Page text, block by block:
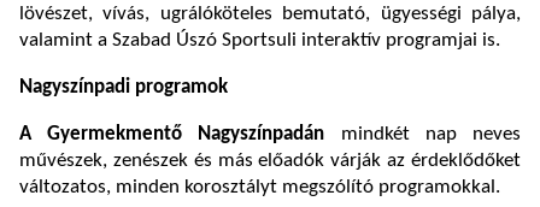
lövészet, vívás, ugrálóköteles bemutató, ügyességi pálya,
valamint a Szabad Úszó Sportsuli interaktív programjai is.
Nagyszínpadi programok
A Gyermekmentő Nagyszínpadán mindkét nap neves
művészek, zenészek és más előadók várják az érdeklődőket
változatos, minden korosztályt megszólító programokkal.